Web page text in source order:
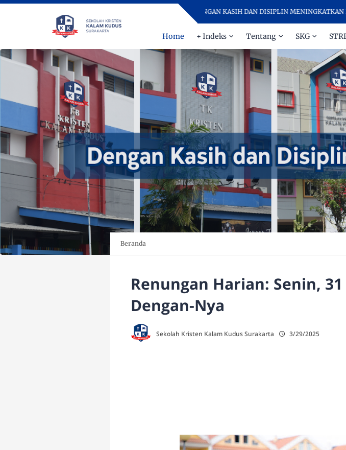
DENGAN KASIH DAN DISIPLIN MENINGKATKAN
Home + Indeks Tentang SKG
Beranda
Renungan Harian: Senin,
Dengan-Nya
Sekolah Kristen Kalam Kudus Surakarta 3/29/2025